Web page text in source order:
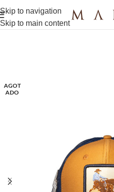
Skip to navigation
Skip to main content
AGOT
ADO